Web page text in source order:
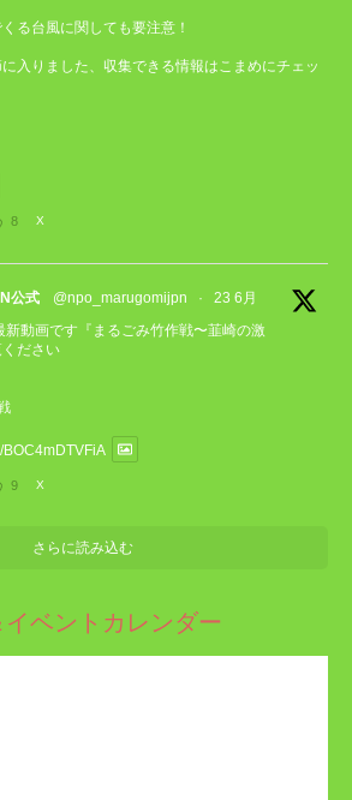
る台風に関しても要注意！
入りました、収集できる情報はこまめにチェッ
8 X
公式 @npo_marugomijpn ·
23 6月
新動画です『まるごみ竹作戦〜韮崎の激
ださい
9 X
さらに読み込む
ベントカレンダー